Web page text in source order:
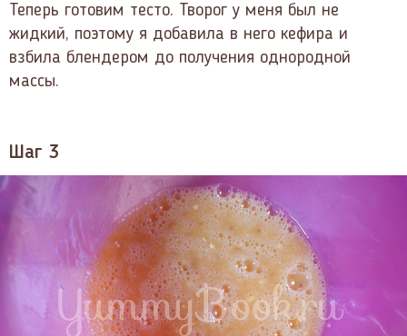
Теперь готовим тесто. Творог у меня был не
жидкий, поэтому я добавила в него кефира и
взбила блендером до получения однородной
массы.
Шаг 3